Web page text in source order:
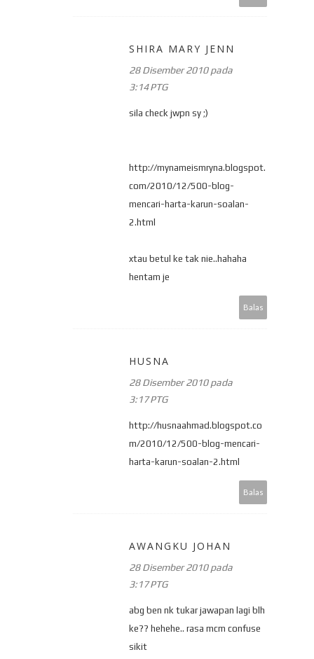
SHIRA MARY JENN
28 Disember 2010 pada
3:14 PTG
sila check jwpn sy ;)
http://mynameismryna.blogspot.
com/2010/12/500-blog-
mencari-harta-karun-soalan-
2.html
xtau betul ke tak nie..hahaha
hentam je
Balas
HUSNA
28 Disember 2010 pada
3:17 PTG
http://husnaahmad.blogspot.co
m/2010/12/500-blog-mencari-
harta-karun-soalan-2.html
Balas
AWANGKU JOHAN
28 Disember 2010 pada
3:17 PTG
abg ben nk tukar jawapan lagi blh
ke?? hehehe.. rasa mcm confuse
sikit